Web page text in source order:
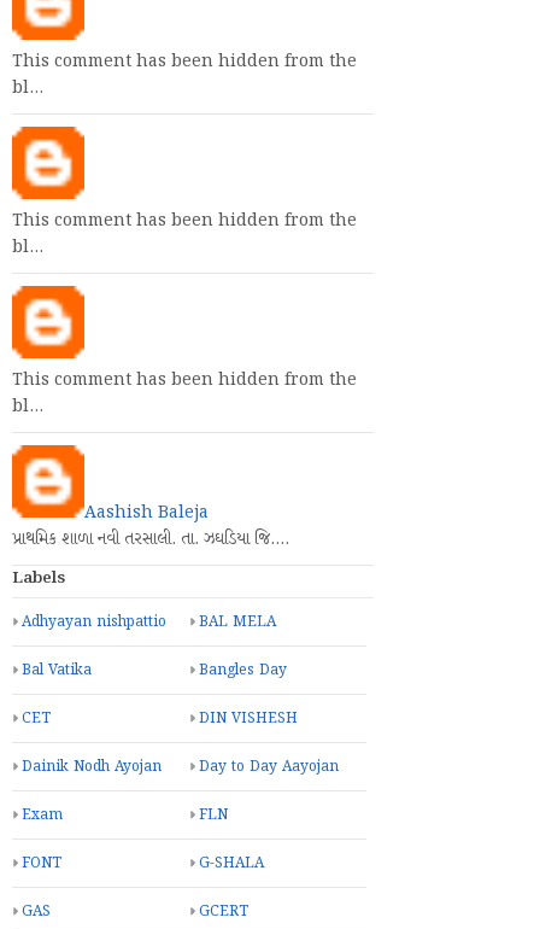
This comment has been hidden from the
bl…
This comment has been hidden from the
bl…
This comment has been hidden from the
bl…
Aashish Baleja
પ્રાથમિક શાળા નવી તરસાલી. તા. ઝઘડિયા જિ.…
Labels
Adhyayan nishpattio BAL MELA
Bal Vatika Bangles Day
CET DIN VISHESH
Dainik Nodh Ayojan Day to Day Aayojan
Exam FLN
FONT G-SHALA
GAS GCERT